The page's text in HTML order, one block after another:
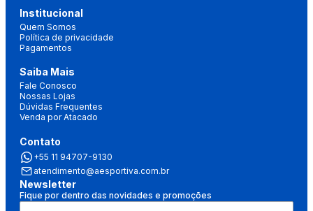
Institucional
Quem Somos
Política de privacidade
Pagamentos
Saiba Mais
Fale Conosco
Nossas Lojas
Dúvidas Frequentes
Venda por Atacado
Contato
+55 11 94707-9130
atendimento@aesportiva.com.br
Newsletter
Fique por dentro das novidades e promoções